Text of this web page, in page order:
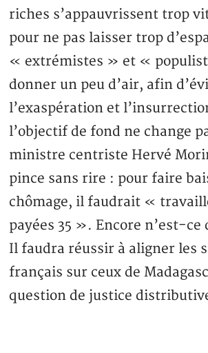
riches s’appauvrissent trop
pour ne pas laisser trop
« extrémistes » et «
donner un peu d’air, afin
l’exaspération et
l’objectif de fond ne change
ministre centriste Hervé
pince sans rire : pour faire
chômage, il faudrait «
payées 35 ». Encore n’est-ce
Il faudra réussir à aligner les
français sur ceux de
question de justice